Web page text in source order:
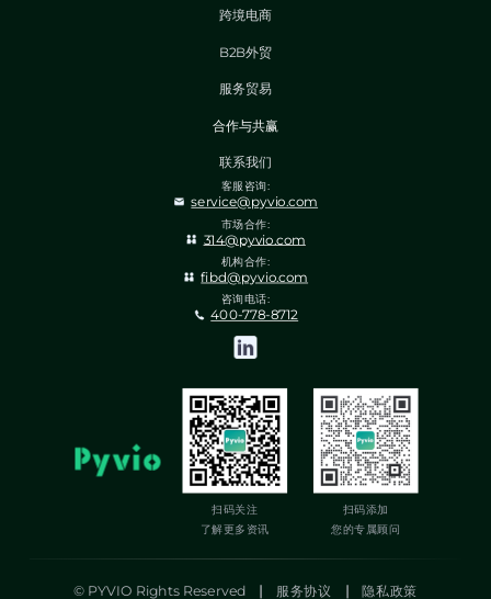
跨境电商
B2B外贸
服务贸易
合作与共赢
联系我们
客服咨询:
service@pyvio.com
市场合作:
314@pyvio.com
机构合作:
fibd@pyvio.com
咨询电话:
400-778-8712
扫码关注
了解更多资讯
扫码添加
您的专属顾问
© PYVIO Rights Reserved | 服务协议 |
隐私政策